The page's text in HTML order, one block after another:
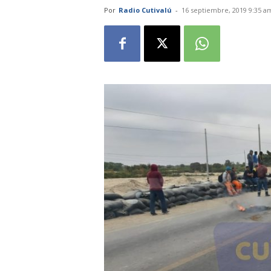
Por Radio Cutivalú - 16 septiembre, 2019 9:35